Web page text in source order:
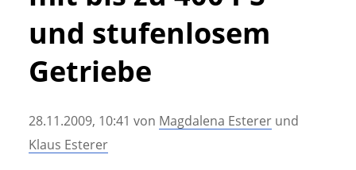
• Messen und Veranstaltungen
• Mitteilung der Redaktion
• Agritechnica Neuheiten Archiv
und stufenlosem
Getriebe
28.11.2009, 10:41 von Magdalena Esterer und
Klaus Esterer